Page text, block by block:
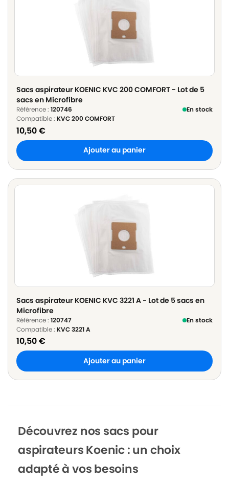
Sacs aspirateur KOENIC KVC 200 COMFORT - Lot de 5
sacs en Microfibre
Référence : 120746
En stock
Compatible : KVC 200 COMFORT
10,50€
Ajouter au panier
Sacs aspirateur KOENIC KVC 3221 A - Lot de 5 sacs en
Microfibre
Référence : 120747
En stock
Compatible : KVC 3221 A
10,50€
Ajouter au panier
Découvrez nos sacs pour
aspirateurs Koenic : un choix
adapté à vos besoins